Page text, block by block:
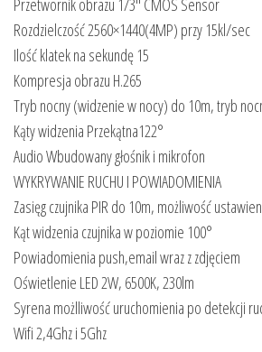
Rozdzielczość 2560×1440(4MP) przy 15kl/sec
Ilość klatek na sekundę 15
Kompresja obrazu H.265
Tryb nocny (widzenie w nocy) do 10m, tryb
Kąty widzenia Przekątna122°
Audio Wbudowany głośnik i mikrofon
WYKRYWANIE RUCHU I POWIADOMIENIA
Zasięg czujnika PIR do 10m, możliwość
Kąt widzenia czujnika w poziomie 100°
Powiadomienia push,email wraz z zdjęciem
Oświetlenie LED 2W, 6500K, 230lm
Syrena możlliwość uruchomienia po detekcji
Wifi 2,4Ghz i 5Ghz